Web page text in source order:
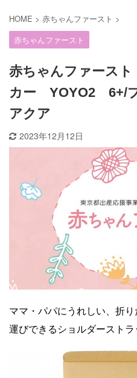
HOME > 赤ちゃんファースト >
赤ちゃんファースト
赤ちゃんファース
カー YOYO2 6+/ブ
アクア
2023年12月12日
ママ・パパにうれしい、折
運びできるショルダーストラ